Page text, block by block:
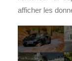
afficher les